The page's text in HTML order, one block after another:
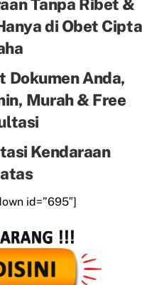
Tanpa Ribet &
di Obet Cipta
Dokumen Anda,
Murah & Free
Kendaraan
id=”695″]